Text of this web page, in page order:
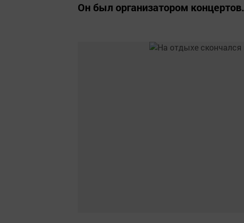
Он был организатором концертов.